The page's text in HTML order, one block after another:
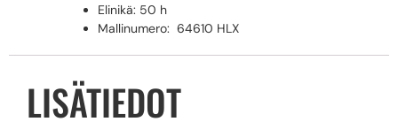
Elinikä: 50 h
Mallinumero: 64610 HLX
LISÄTIEDOT